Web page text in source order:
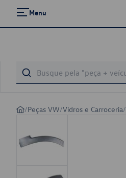
Menu
/Peças VW/Vidros e Carroceria/